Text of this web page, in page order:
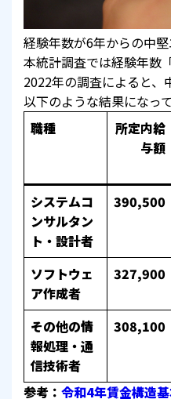
経験年数が6年からの中
本統計調査では経験年数
2022年の調査によると、
以下のような結果になって
職種
所定内給
与額
システムコ
ンサルタン
ト・設計者
390,500
ソフトウェ
ア作成者
327,900
その他の情
報処理・通
信技術者
308,100
参考： 令和4年賃金構造